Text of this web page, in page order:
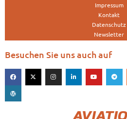
Impressum
Kontakt
Datenschutz
Newsletter
Besuchen Sie uns auch auf